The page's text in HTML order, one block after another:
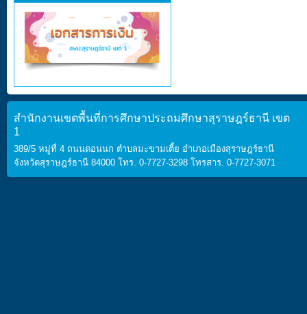
สำนักงานเขตพื้นที่การศึกษาประถมศึกษาสุราษฎร์ธานี เขต
1
389/5 หมู่ที่ 4 ถนนดอนนก ตำบลมะขามเตี้ย อำเภอเมืองสุราษฎร์ธานี
จังหวัดสุราษฎร์ธานี 84000 โทร. 0-7727-3298 โทรสาร. 0-7727-3071